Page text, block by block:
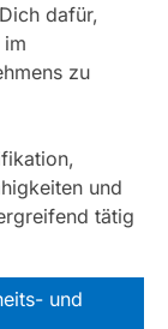
dafür,
zu
und
tätig
und